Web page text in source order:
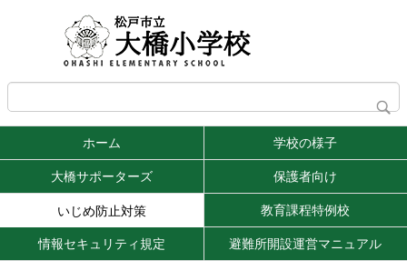
ホーム 学校の様子
大橋サポーターズ 保護者向け
いじめ防止対策 教育課程特例校
情報セキュリティ規定 避難所開設運営マニュアル